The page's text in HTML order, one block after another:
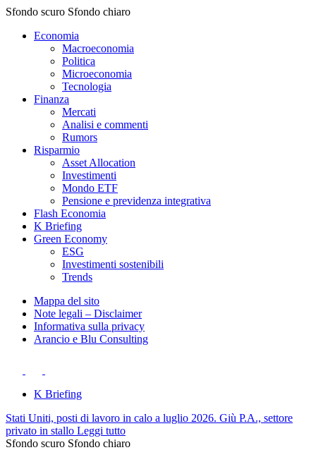
Sfondo scuro Sfondo chiaro
Economia
Macroeconomia
Politica
Microeconomia
Tecnologia
Finanza
Mercati
Analisi e commenti
Rumors
Risparmio
Asset Allocation
Investimenti
Mondo ETF
Pensione e previdenza integrativa
Flash Economia
K Briefing
Green Economy
ESG
Investimenti sostenibili
Trends
Mappa del sito
Note legali – Disclaimer
Informativa sulla privacy
Arancio e Blu Consulting
K Briefing
Stati Uniti, posti di lavoro in calo a luglio 2026. Giù P.A., settore
privato in stallo Leggi tutto
Sfondo scuro Sfondo chiaro